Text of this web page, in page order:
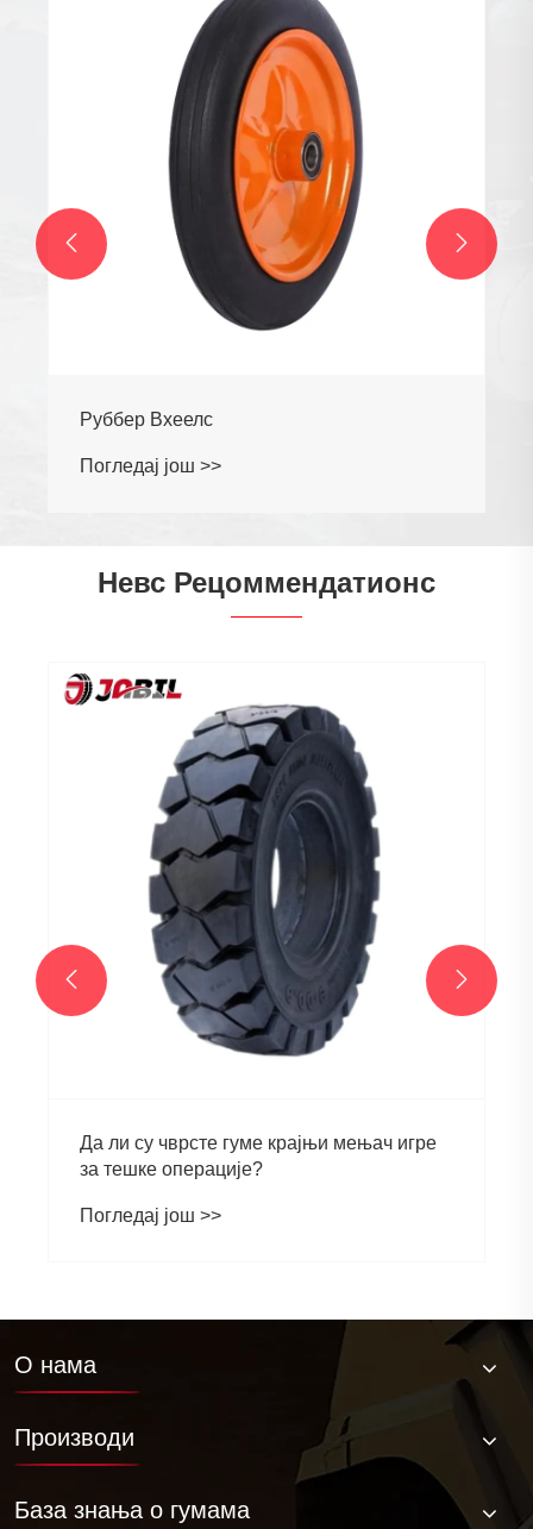
Реацх Труцк Вхеелс
Погледај још >>
 
Невс Рецоммендатионс
Како одабрати најбоље Офф Роад гуме
за мотоцикле за максималне
перформансе и издржљивост
Погледај још >>
 
О нама
Производи
База знања о гумама